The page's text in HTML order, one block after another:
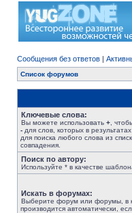
Сообщения без ответов |
Список форумов
Ключевые слова:
Вы можете использовать + ,
- для слов, которых в
для поиска любого слова из
совпадения.
Поиск по автору:
Используйте * в качестве
Искать в форумах:
Выберите форум или форумы, в
производится автоматически,